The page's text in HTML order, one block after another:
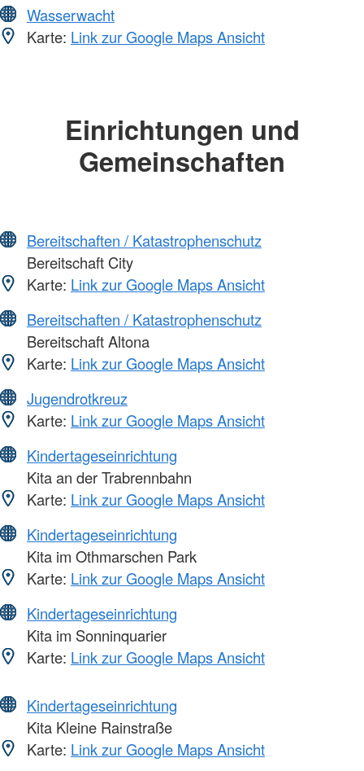
Wasserwacht
Karte: Link zur Google Maps Ansicht
Einrichtungen und
Gemeinschaften
Bereitschaften / Katastrophenschutz
Bereitschaft City
Karte: Link zur Google Maps Ansicht
Bereitschaften / Katastrophenschutz
Bereitschaft Altona
Karte: Link zur Google Maps Ansicht
Jugendrotkreuz
Karte: Link zur Google Maps Ansicht
Kindertageseinrichtung
Kita an der Trabrennbahn
Karte: Link zur Google Maps Ansicht
Kindertageseinrichtung
Kita im Othmarschen Park
Karte: Link zur Google Maps Ansicht
Kindertageseinrichtung
Kita im Sonninquarier
Karte: Link zur Google Maps Ansicht
Kindertageseinrichtung
Kita Kleine Rainstraße
Karte: Link zur Google Maps Ansicht